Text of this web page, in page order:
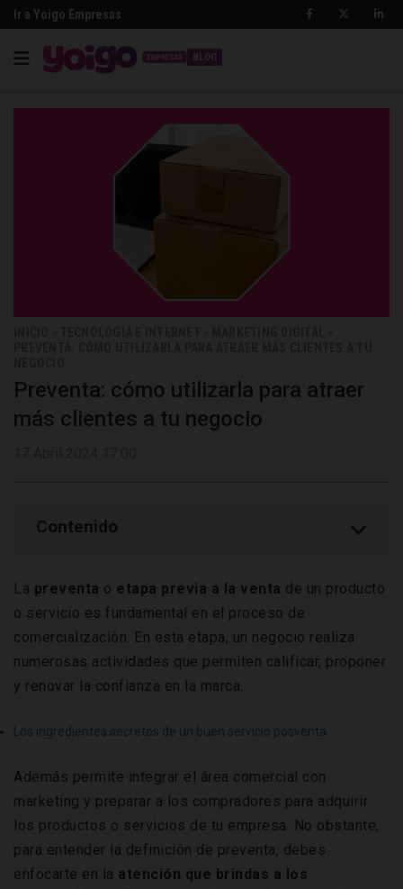
Ir a Yoigo Empresas
BLOG
Preventa: cómo utilizarla para atraer
más clientes a tu negocio
Contenido
La preventa o etapa previa a la venta de un producto
o servicio es fundamental en el proceso de
comercialización. En esta etapa, un negocio realiza
numerosas actividades que permiten calificar, proponer
y renovar la confianza en la marca.
Los ingredientes secretos de un buen servicio posventa
Además permite integrar el área comercial con
marketing y preparar a los compradores para adquirir
los productos o servicios de tu empresa. No obstante,
para entender la definición de preventa, debes
enfocarte en la atención que brindas a los